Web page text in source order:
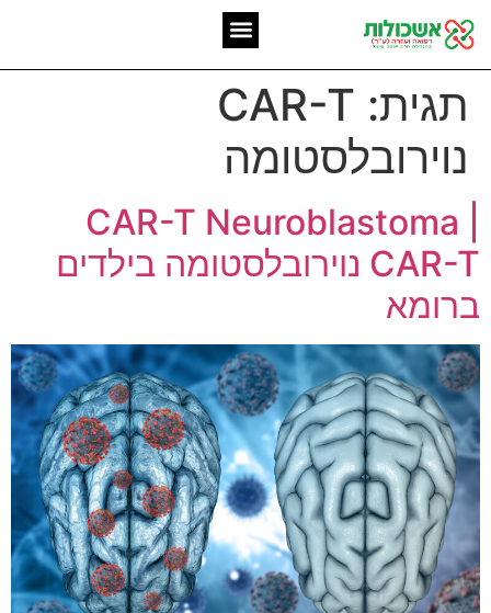
תגית: CAR-T
נוירובלסטומה
CAR-T Neuroblastoma |
CAR-T נוירובלסטומה בילדים
ברומא